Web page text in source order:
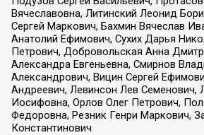
Вячеславовна, Литинский Леонид
Сергей Маркович, Бахмин Вячеслав
Анатолий Ефимович, Сухих Дарья
Петрович, Добровольская Анна
Александра Евгеньевна, Смирнов
Александрович, Вицин Сергей
Андреевич, Левинсон Лев Семенович,
Иосифовна, Орлов Олег Петрович,
Федоровна, Резник Генри Маркович,
Константинович